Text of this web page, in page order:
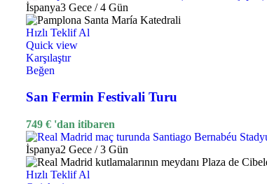
Hızlı Teklif Al
Quick view
Karşılaştır
Beğen
Grand Seminyak Bali
Orijinal fiyat: 222 €.199€Şu andaki fiyat: 199 €.
-15% Popüler SeyşellerMahe⭐⭐⭐⭐⭐
Hızlı Teklif Al
Quick view
İspanya3 Gece / 4 Gün
Hızlı Teklif Al
Quick view
Karşılaştır
Beğen
San Fermin Festivali Turu
749 € 'dan itibaren
İspanya2 Gece / 3 Gün
Hızlı Teklif Al